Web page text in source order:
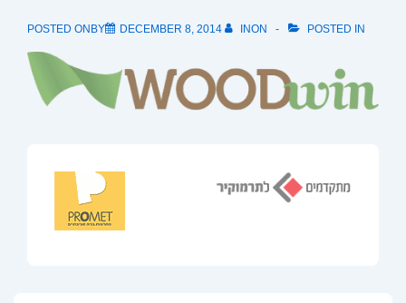
POSTED ONBY DECEMBER 8, 2014 INON POSTED IN